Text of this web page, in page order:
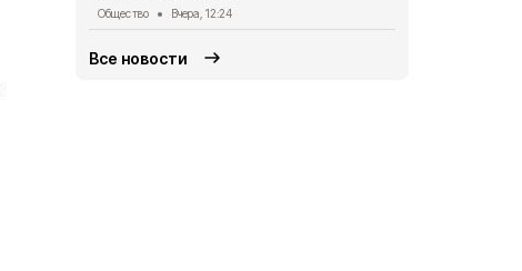
Общество Вчера, 12:24
Все новости